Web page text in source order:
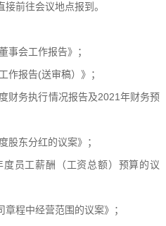
接前往会议地点报到。
事会工作报告》 ；
作报告(送审稿）》；
财务执行情况报告及2021年财务预
股东分红的议案》 ；
度员工薪酬（工资总额）预算的议
章程中经营范围的议案》 ；